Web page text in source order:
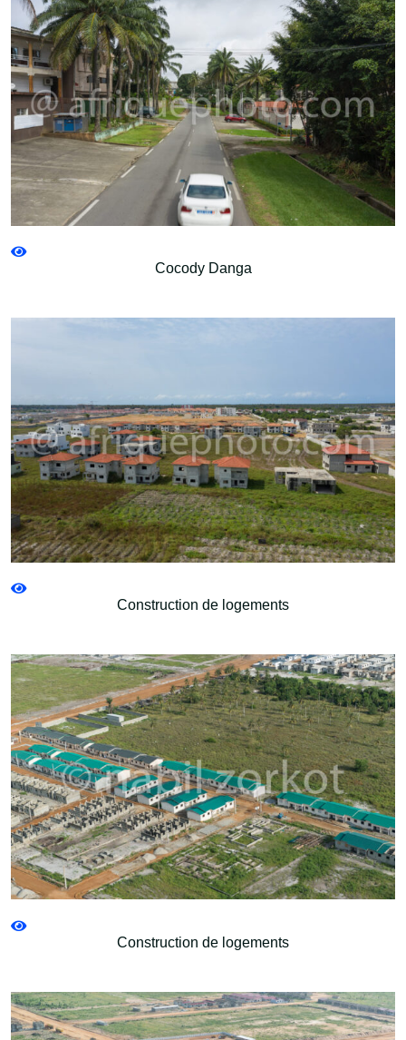
Cocody Danga
Construction de logements
Construction de logements